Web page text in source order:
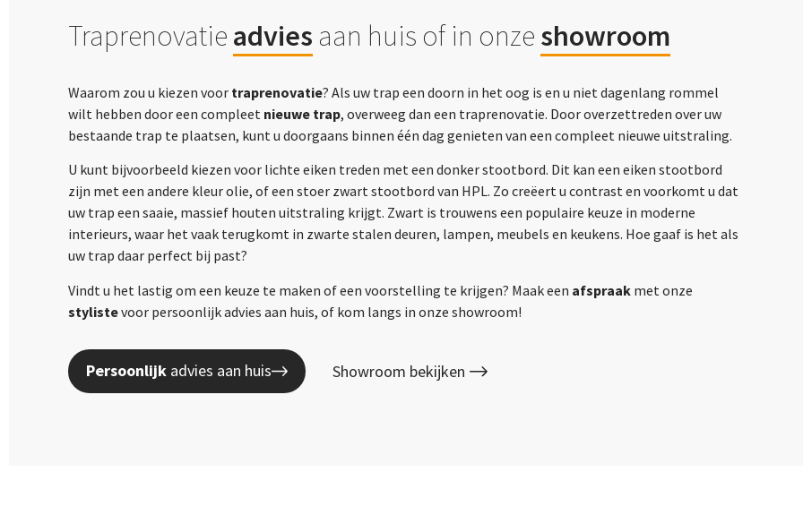
Traprenovatie advies aan huis of in onze showroom
Waarom zou u kiezen voor traprenovatie? Als uw trap een doorn in het oog is en u niet dagenlang rommel
wilt hebben door een compleet nieuwe trap, overweeg dan een traprenovatie. Door overzettreden over uw
bestaande trap te plaatsen, kunt u doorgaans binnen één dag genieten van een compleet nieuwe uitstraling.
U kunt bijvoorbeeld kiezen voor lichte eiken treden met een donker stootbord. Dit kan een eiken stootbord
zijn met een andere kleur olie, of een stoer zwart stootbord van HPL. Zo creëert u contrast en voorkomt u dat
uw trap een saaie, massief houten uitstraling krijgt. Zwart is trouwens een populaire keuze in moderne
interieurs, waar het vaak terugkomt in zwarte stalen deuren, lampen, meubels en keukens. Hoe gaaf is het als
uw trap daar perfect bij past?
Vindt u het lastig om een keuze te maken of een voorstelling te krijgen? Maak een afspraak met onze
stylistevoor persoonlijk advies aan huis, of kom langs in onze showroom!
Persoonlijk advies aan huis Showroom bekijken